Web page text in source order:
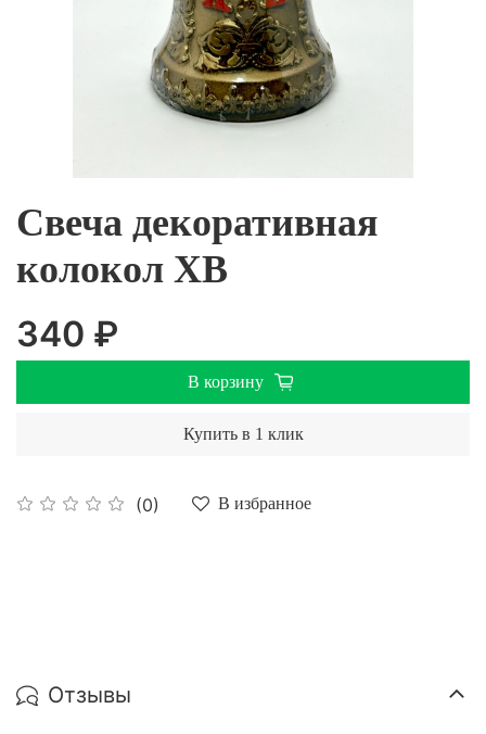
Свеча декоративная
колокол ХВ
(0) В избранное
340 ₽
В корзину
Купить в 1 клик
Отзывы